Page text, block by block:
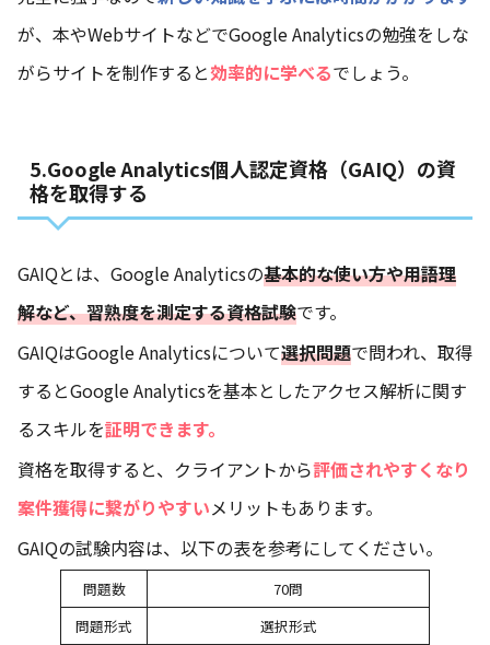
が、本やWebサイトなどでGoogle Analyticsの勉強をしな
がらサイトを制作すると効率的に学べるでしょう。
5.Google Analytics個人認定資格（GAIQ）の資
格を取得する
GAIQとは、Google Analyticsの基本的な使い方や用語理
解など、習熟度を測定する資格試験です。
GAIQはGoogle Analyticsについて選択問題で問われ、取得
するとGoogle Analyticsを基本としたアクセス解析に関す
るスキルを証明できます。
資格を取得すると、クライアントから評価されやすくなり
案件獲得に繋がりやすいメリットもあります。
GAIQの試験内容は、以下の表を参考にしてください。
問題数
70問
問題形式
選択形式